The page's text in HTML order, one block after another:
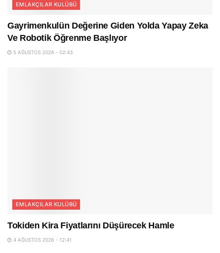
EMLAKÇILAR KULÜBÜ
Gayrimenkulün Değerine Giden Yolda Yapay Zeka
Ve Robotik Öğrenme Başlıyor
5 AĞUSTOS 2026 - 02:43
EMLAKÇILAR KULÜBÜ
Tokiden Kira Fiyatlarını Düşürecek Hamle
4 AĞUSTOS 2026 - 12:41